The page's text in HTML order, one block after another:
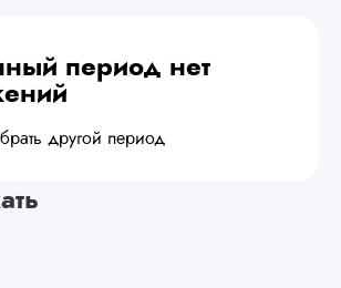
период нет
другой период